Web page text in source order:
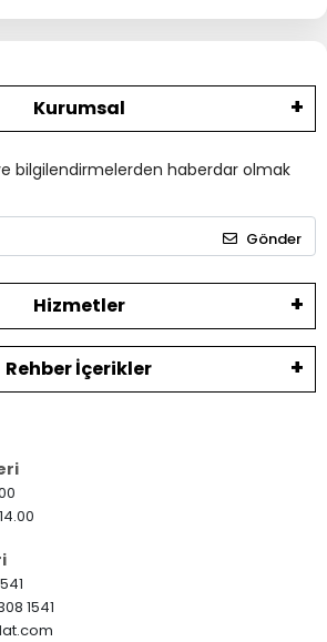
Kurumsal
bilgilendirmelerden haberdar olmak
Gönder
Hizmetler
Rehber İçerikler
1541